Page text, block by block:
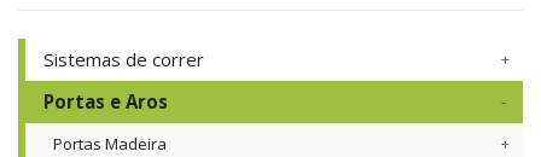
Sistemas de correr
Portas e Aros
Portas Madeira